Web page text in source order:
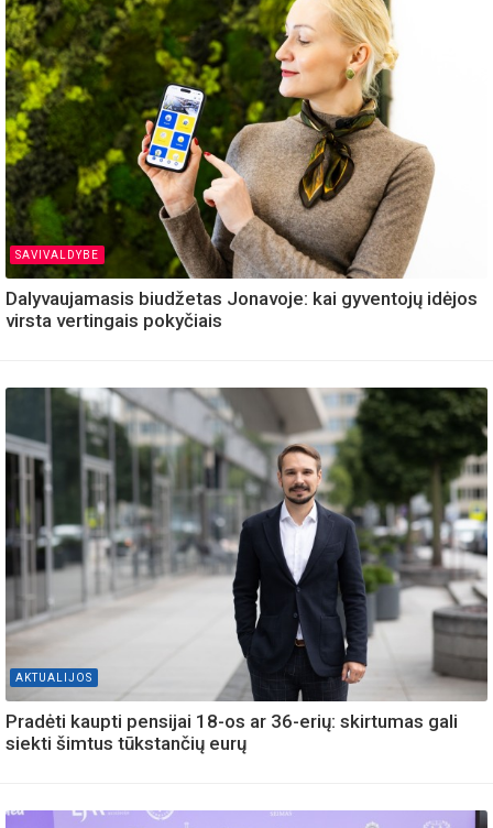
SAVIVALDYBE
Dalyvaujamasis biudžetas Jonavoje: kai gyventojų idėjos
virsta vertingais pokyčiais
AKTUALIJOS
Pradėti kaupti pensijai 18-os ar 36-erių: skirtumas gali
siekti šimtus tūkstančių eurų